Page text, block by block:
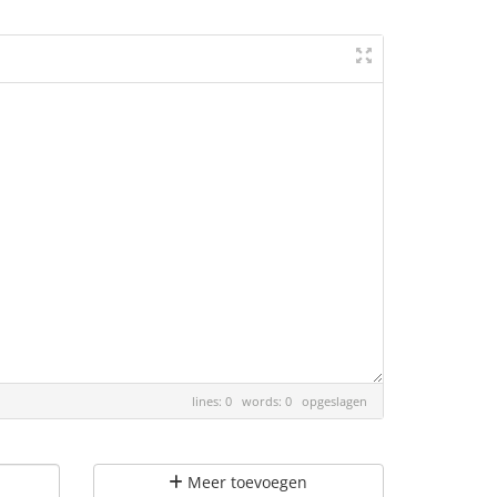
lines: 0 words: 0 opgeslagen
Meer toevoegen